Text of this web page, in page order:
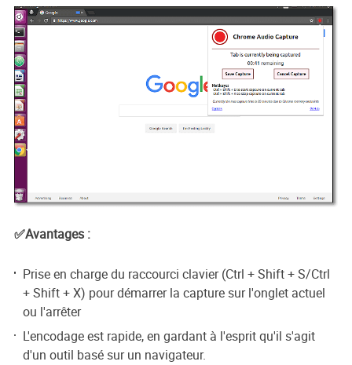
✅Avantages :
Prise en charge du raccourci clavier (Ctrl + Shift + S/Ctrl
+ Shift + X) pour démarrer la capture sur l'onglet actuel
ou l'arrêter
L'encodage est rapide, en gardant à l'esprit qu'il s'agit
d'un outil basé sur un navigateur.